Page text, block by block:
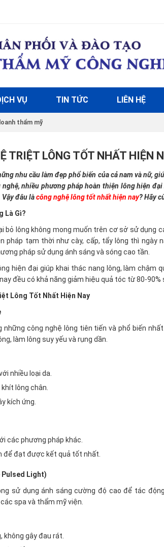
VỤ TIN TỨC LIÊN HỆ
thẩm mỹ
TRIỆT LÔNG TỐT NHẤT HIỆN
nhu cầu làm đẹp phổ biến của cả nam và nữ,
nghệ, nhiều phương pháp hoàn thiện lông hiện
Vậy đâu làcông nghệ lông tốt nhất hiện nay? Hãy
Là Gì?
bỏ lông không mong muốn trên cơ sở sử dụng
pháp tạm thời như cày, cấp, tẩy lông thì ngày
pháp sử dụng ánh sáng và sóng cao tần.
hiện đại giúp khai thác nang lông, làm chậm
đều có khả năng giảm hiệu quả tóc từ 80-90%
Lông Tốt Nhất Hiện Nay
những công nghệ lông tiên tiến và phổ biến
làm lông suy yếu và rụng dần.
nhiều loại da.
lông chân.
kích ứng.
các phương pháp khác.
để đạt được kết quả tốt nhất.
Pulsed Light)
sử dụng ánh sáng cường độ cao để tác
spa và thẩm mỹ viện.
không gây đau rát.